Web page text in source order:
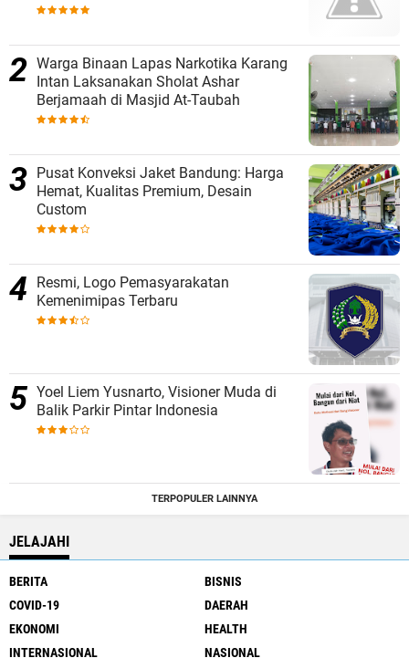
Warga Binaan Lapas Narkotika Karang
Intan Laksanakan Sholat Ashar
Berjamaah di Masjid At-Taubah
Pusat Konveksi Jaket Bandung: Harga
Hemat, Kualitas Premium, Desain
Custom
Resmi, Logo Pemasyarakatan
Kemenimipas Terbaru
Yoel Liem Yusnarto, Visioner Muda di
Balik Parkir Pintar Indonesia
TERPOPULER LAINNYA
JELAJAHI
BERITA
BISNIS
COVID-19
DAERAH
EKONOMI
HEALTH
INTERNASIONAL
NASIONAL